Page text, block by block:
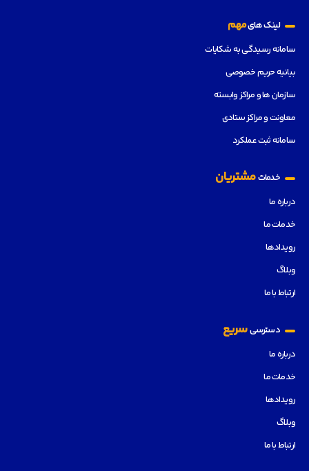
لینک هایمهم
سامانه رسیدگی به شکایات
بیانیه حریم خصوصی
سازمان ها و مراکز وابسته
معاونت و مراکز ستادی
سامانه ثبت عملکرد
خدماتمشتریان
درباره ما
خدمات ما
رویدادها
وبلاگ
ارتباط با ما
دسترسیسریع
درباره ما
خدمات ما
رویدادها
وبلاگ
ارتباط با ما